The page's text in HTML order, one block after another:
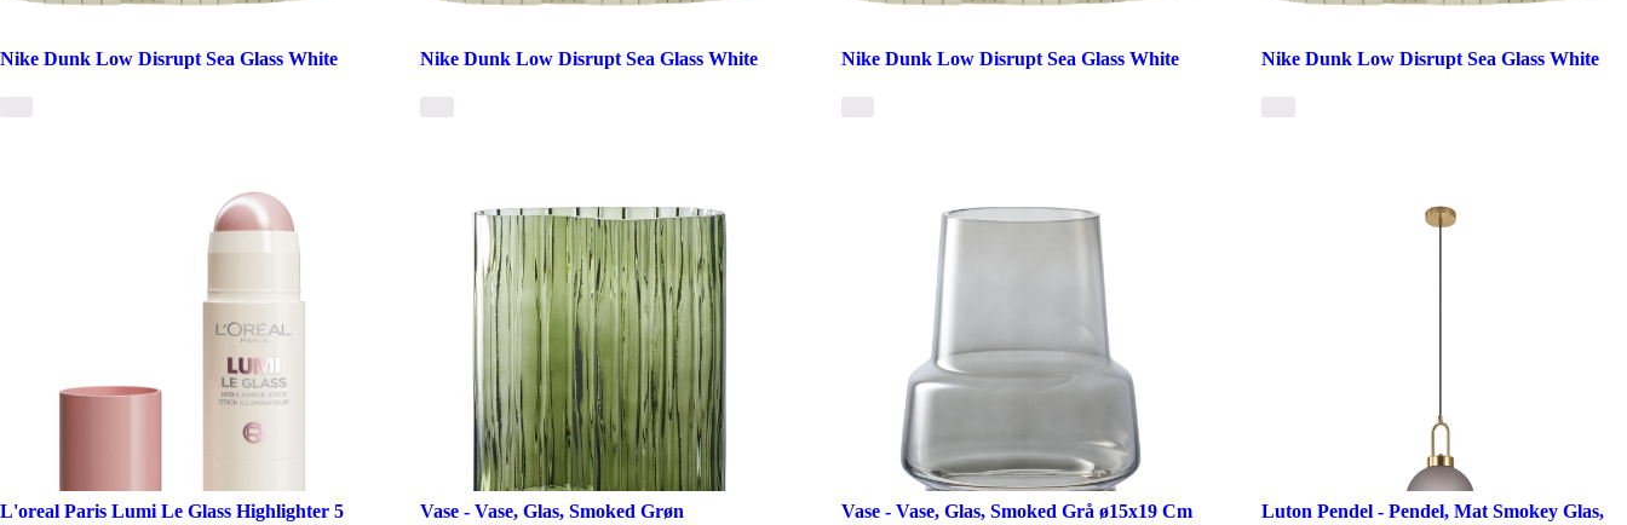
Nike Dunk Low Disrupt Sea Glass White Nike Dunk Low Disrupt Sea Glass White Nike Dunk Low Disrupt Sea Glass White Nike Dunk Low Disrupt Sea Glass White
L'oreal Paris Lumi Le Glass Highlighter 5
Vase - Vase, Glas, Smoked Grøn
Vase - Vase, Glas, Smoked Grå ø15x19 Cm
Luton Pendel - Pendel, Mat Smokey Glas,